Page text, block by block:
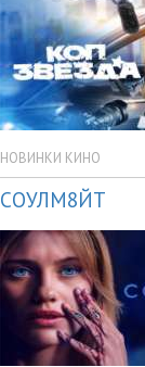
НОВИНКИ КИНО
СОУЛМ8ЙТ